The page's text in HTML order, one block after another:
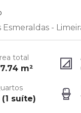
Esmeraldas -
total
m²
(1 suíte)